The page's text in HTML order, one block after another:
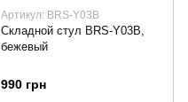
Артикул: BRS-Y03B
Складной стул BRS-Y03B,
бежевый
990 грн